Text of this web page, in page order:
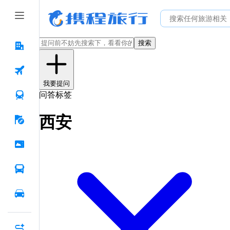
搜索
我要提问
问答标签
西安